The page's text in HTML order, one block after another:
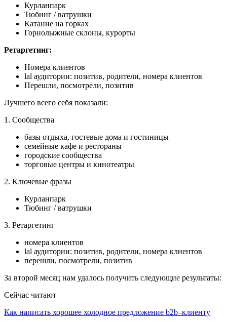
Курланпарк
Тюбинг / ватрушки
Катание на горках
Горнолыжные склоны, курорты
Ретаргетинг:
Номера клиентов
lal аудитории: позитив, родители, номера клиентов
Перешли, посмотрели, позитив
Лучшего всего себя показали:
1. Сообщества
базы отдыха, гостевые дома и гостиницы
семейные кафе и рестораны
городские сообщества
торговые центры и кинотеатры
2. Ключевые фразы
Курланпарк
Тюбинг / ватрушки
3. Ретаргетинг
номера клиентов
lal аудитории: позитив, родители, номера клиентов
перешли, посмотрели, позитив
За второй месяц нам удалось получить следующие результаты:
Сейчас читают
Как написать хорошее холодное предложение b2b–клиенту